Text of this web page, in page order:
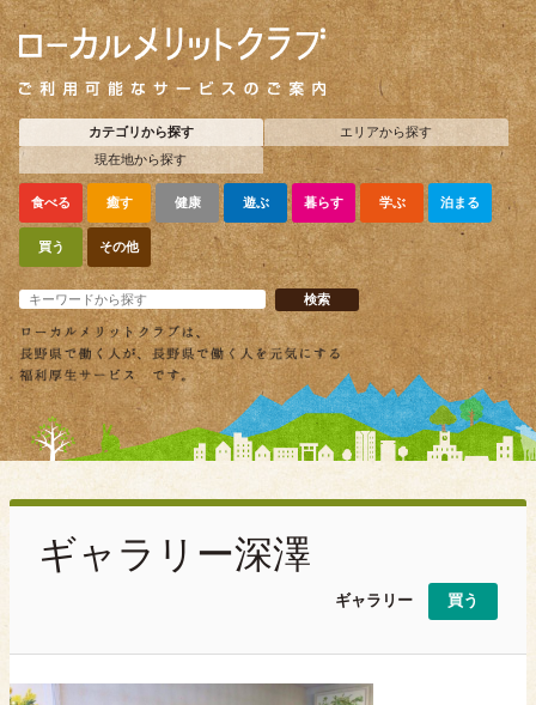
カテゴリから探す
エリアから探す
現在地から探す
食べる 癒す 健康 遊ぶ 暮らす 学ぶ 泊まる
買う その他
ギャラリー深澤
買う
ギャラリー